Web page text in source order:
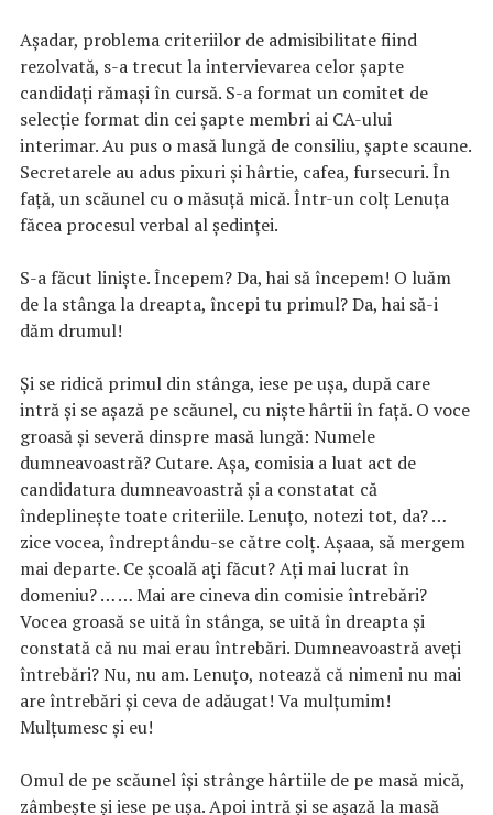
Așadar, problema criteriilor de admisibilitate fiind
rezolvată, s-a trecut la intervievarea celor șapte
candidați rămași în cursă. S-a format un comitet de
selecție format din cei șapte membri ai CA-ului
interimar. Au pus o masă lungă de consiliu, șapte scaune.
Secretarele au adus pixuri și hârtie, cafea, fursecuri. În
față, un scăunel cu o măsuță mică. Într-un colț Lenuța
făcea procesul verbal al ședinței.
S-a făcut liniște. Începem? Da, hai să începem! O luăm
de la stânga la dreapta, începi tu primul? Da, hai să-i
dăm drumul!
Și se ridică primul din stânga, iese pe ușa, după care
intră și se așază pe scăunel, cu niște hârtii în față. O voce
groasă și severă dinspre masă lungă: Numele
dumneavoastră? Cutare. Așa, comisia a luat act de
candidatura dumneavoastră și a constatat că
îndeplinește toate criteriile. Lenuțo, notezi tot, da? …
zice vocea, îndreptându-se către colț. Așaaa, să mergem
mai departe. Ce școală ați făcut? Ați mai lucrat în
domeniu? … … Mai are cineva din comisie întrebări?
Vocea groasă se uită în stânga, se uită în dreapta și
constată că nu mai erau întrebări. Dumneavoastră aveți
întrebări? Nu, nu am. Lenuțo, notează că nimeni nu mai
are întrebări și ceva de adăugat! Va mulțumim!
Mulțumesc și eu!
Omul de pe scăunel își strânge hârtiile de pe masă mică,
zâmbește și iese pe ușa. Apoi intră și se așază la masă